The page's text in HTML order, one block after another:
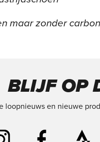
maar zonder
BLIJF OP
loopnieuws en nieuwe